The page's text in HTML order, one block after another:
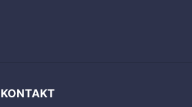
KONTAKT